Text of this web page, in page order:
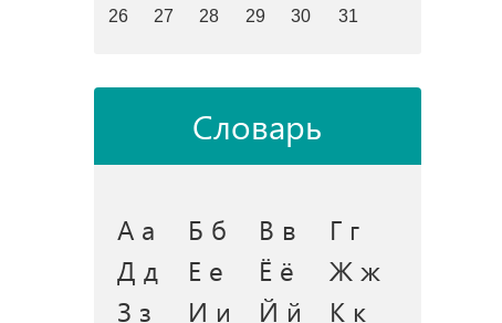
26
27 28 29 30 31
Словарь
А а Б б В в
Г г
Д д
Е е Ё ё
Ж ж
З з
И и Й й
К к